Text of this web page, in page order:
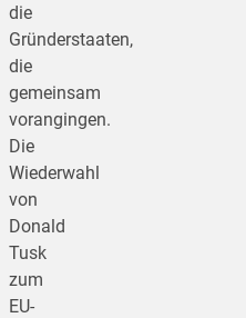
die
Gründerstaaten,
die
gemeinsam
vorangingen.
Die
Wiederwahl
von
Donald
Tusk
zum
EU-